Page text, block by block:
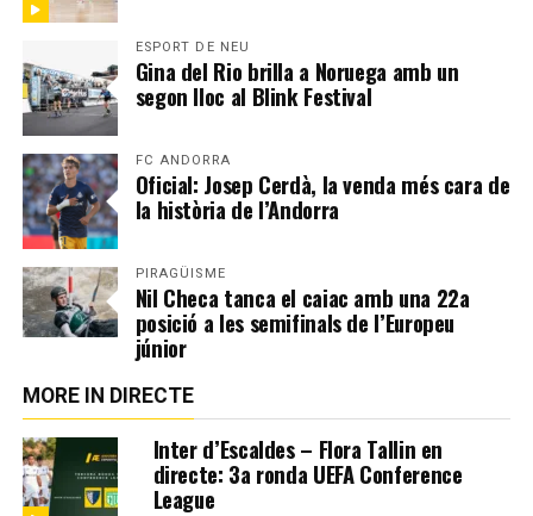
ESPORT DE NEU
Gina del Rio brilla a Noruega amb un
segon lloc al Blink Festival
FC ANDORRA
Oficial: Josep Cerdà, la venda més cara de
la història de l’Andorra
PIRAGÜISME
Nil Checa tanca el caiac amb una 22a
posició a les semifinals de l’Europeu
júnior
MORE IN DIRECTE
Inter d’Escaldes – Flora Tallin en
directe: 3a ronda UEFA Conference
League